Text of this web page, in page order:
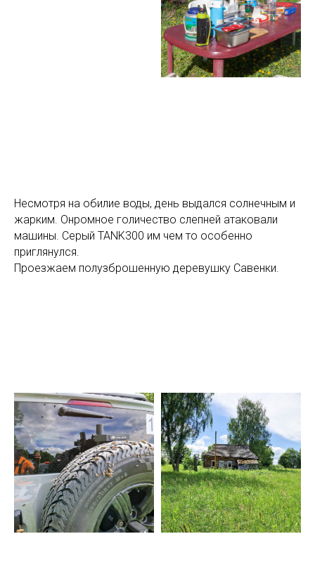
Несмотря на обилие воды, день выдался солнечным и
жарким. Онромное голичество слепней атаковали
машины. Серый TANK300 им чем то особенно
приглянулся.
Проезжаем полузброшенную деревушку Савенки.